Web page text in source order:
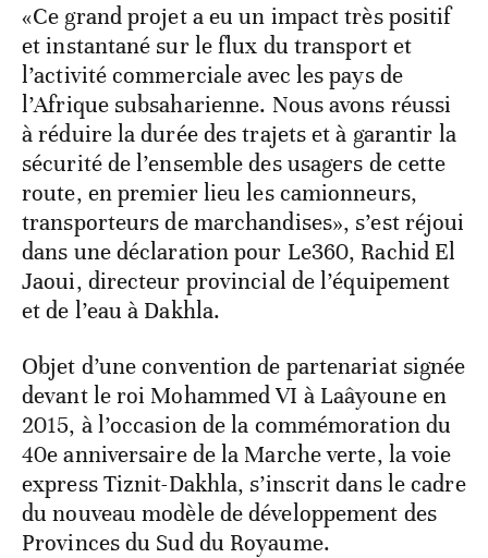
«Ce grand projet a eu un impact très positif
et instantané sur le flux du transport et
l’activité commerciale avec les pays de
l’Afrique subsaharienne. Nous avons réussi
à réduire la durée des trajets et à garantir la
sécurité de l’ensemble des usagers de cette
route, en premier lieu les camionneurs,
transporteurs de marchandises», s’est réjoui
dans une déclaration pour Le360, Rachid El
Jaoui, directeur provincial de l’équipement
et de l’eau à Dakhla.
Objet d’une convention de partenariat signée
devant le roi Mohammed VI à Laâyoune en
2015, à l’occasion de la commémoration du
40e anniversaire de la Marche verte, la voie
express Tiznit-Dakhla, s’inscrit dans le cadre
du nouveau modèle de développement des
Provinces du Sud du Royaume.